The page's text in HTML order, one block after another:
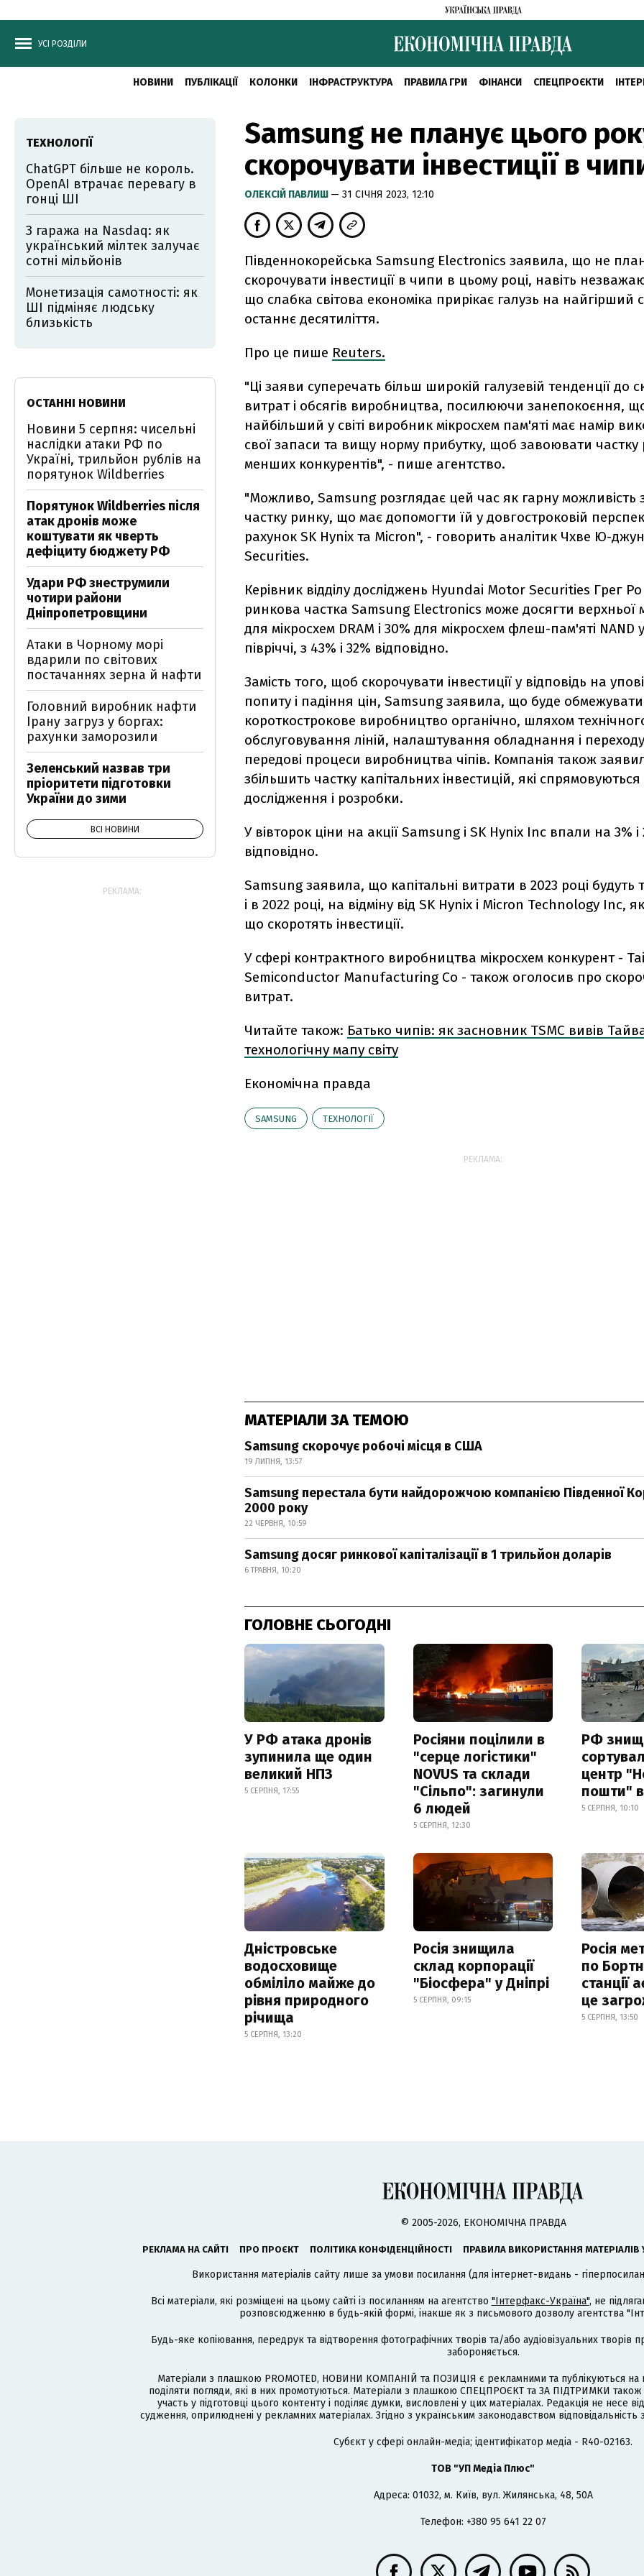
УСІ РОЗДІЛИ
НОВИНИ ПУБЛІКАЦІЇ КОЛОНКИ ІНФРАСТРУКТУРА ПРАВИЛА ГРИ ФІНАНСИ СПЕЦПРОЄКТИ
Samsung не планує цього
скорочувати інвестиції в
ОЛЕКСІЙ ПАВЛИШ — 31 СІЧНЯ 2023, 12:10
Південнокорейська Samsung Electronics заявила, що не
скорочувати інвестиції в чипи в цьому році, навіть
що слабка світова економіка прирікає галузь на найгірший
останнє десятиліття.
Про це пише Reuters.
"Ці заяви суперечать більш широкій галузевій тенденції до
витрат і обсягів виробництва, посилюючи занепокоєння,
найбільший у світі виробник мікросхем пам'яті має намір
свої запаси та вищу норму прибутку, щоб завоювати частку
менших конкурентів", - пише агентство.
"Можливо, Samsung розглядає цей час як гарну можливість
частку ринку, що має допомогти їй у довгостроковій
рахунок SK Hynix та Micron", - говорить аналітик Чхве Ю-
Securities.
Керівник відділу досліджень Hyundai Motor Securities Грег
ринкова частка Samsung Electronics може досягти верхньої
для мікросхем DRAM і 30% для мікросхем флеш-пам'яті NAND
півріччі, з 43% і 32% відповідно.
Замість того, щоб скорочувати інвестиції у відповідь на
попиту і падіння цін, Samsung заявила, що буде обмежувати
короткострокове виробництво органічно, шляхом
обслуговування ліній, налаштування обладнання і
передові процеси виробництва чіпів. Компанія також
збільшить частку капітальних інвестицій, які
дослідження і розробки.
У вівторок ціни на акції Samsung і SK Hynix Inc впали на 3% і
відповідно.
Samsung заявила, що капітальні витрати в 2023 році будуть
і в 2022 році, на відміну від SK Hynix і Micron Technology Inc,
що скоротять інвестиції.
У сфері контрактного виробництва мікросхем конкурент -
Semiconductor Manufacturing Co - також оголосив про
витрат.
Читайте також: Батько чипів: як засновник TSMC вивів
технологічну мапу світу
Економічна правда
SAMSUNG ТЕХНОЛОГІЇ
РЕКЛАМА:
МАТЕРІАЛИ ЗА ТЕМОЮ
Samsung скорочує робочі місця в США
19 ЛИПНЯ, 13:57
Samsung перестала бути найдорожчою компанією Південної
2000 року
22 ЧЕРВНЯ, 10:59
Samsung досяг ринкової капіталізації в 1 трильйон доларів
6 ТРАВНЯ, 10:20
ГОЛОВНЕ СЬОГОДНІ
У РФ атака дронів
зупинила ще один
великий НПЗ
5 СЕРПНЯ, 17:55
Росіяни поцілили в
"серце логістики"
NOVUS та склади
"Сільпо": загинули
6 людей
5 СЕРПНЯ, 12:30
РФ
центр
пошти" в
5 СЕРПНЯ, 10:10
Дністровське
водосховище
обміліло майже до
рівня природного
річища
5 СЕРПНЯ, 13:20
Росія знищила
склад корпорації
"Біосфера" у Дніпрі
5 СЕРПНЯ, 09:15
Росія
по
станції
це
5 СЕРПНЯ, 13:50
ТЕХНОЛОГІЇ
ChatGPT більше не король.
OpenAI втрачає перевагу в
гонці ШІ
З гаража на Nasdaq: як
український мілтек залучає
сотні мільйонів
Монетизація самотності: як
ШІ підміняє людську
близькість
ОСТАННІ НОВИНИ
Новини 5 серпня: чисельні
наслідки атаки РФ по
Україні, трильйон рублів на
порятунок Wildberries
Порятунок Wildberries після
атак дронів може
коштувати як чверть
дефіциту бюджету РФ
Удари РФ знеструмили
чотири райони
Дніпропетровщини
Атаки в Чорному морі
вдарили по світових
постачаннях зерна й нафти
Головний виробник нафти
Ірану загруз у боргах:
рахунки заморозили
Зеленський назвав три
пріоритети підготовки
України до зими
ВСІ НОВИНИ
РЕКЛАМА:
© 2005-2026, ЕКОНОМІЧНА ПРАВДА
РЕКЛАМА НА САЙТІ ПРО ПРОЄКТ ПОЛІТИКА КОНФІДЕНЦІЙНОСТІ ПРАВИЛА ВИКОРИСТАННЯ МАТЕРІАЛІВ
Використання матеріалів сайту лише за умови посилання (для інтернет-видань -
Всі матеріали, які розміщені на цьому сайті із посиланням на агентство "Інтерфакс-Україна", не
розповсюдженню в будь-якій формі, інакше як з письмового дозволу агентства
Будь-яке копіювання, передрук та відтворення фотографічних творів та/або аудіовізуальних
забороняється.
Матеріали з плашкою PROMOTED, НОВИНИ КОМПАНІЙ та ПОЗИЦІЯ є рекламними та публікуються на
поділяти погляди, які в них промотуються. Матеріали з плашкою СПЕЦПРОЄКТ та ЗА ПІДТРИМКИ
участь у підготовці цього контенту і поділяє думки, висловлені у цих матеріалах. Редакція не несе
судження, оприлюднені у рекламних матеріалах. Згідно з українським законодавством
Cубєкт у сфері онлайн-медіа; ідентифікатор медіа - R40-02163.
ТОВ "УП Медіа Плюс"
Адреса: 01032, м. Київ, вул. Жилянська, 48, 50А
Телефон: +380 95 641 22 07